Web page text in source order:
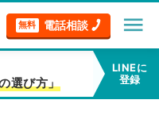
無料 電話相談 menu
選び方」
LINEに
登録